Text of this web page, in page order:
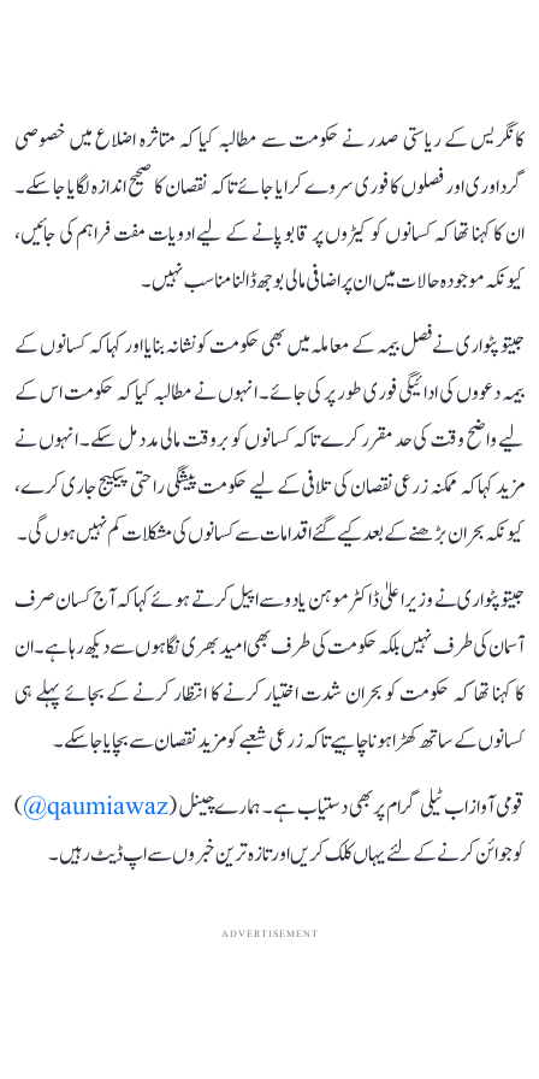
کانگریس کے ریاستی صدر نے حکومت سے مطالبہ کیا کہ متاثرہ اضلاع میں خصوصی
گرداوری اور فصلوں کا فوری سروے کرایا جائے تاکہ نقصان کا صحیح اندازہ لگایا جا سکے۔
ان کا کہنا تھا کہ کسانوں کو کیڑوں پر قابو پانے کے لیے ادویات مفت فراہم کی جائیں،
کیونکہ موجودہ حالات میں ان پر اضافی مالی بوجھ ڈالنا مناسب نہیں۔
جیتو پٹواری نے فصل بیمہ کے معاملہ میں بھی حکومت کو نشانہ بنایا اور کہا کہ کسانوں کے
بیمہ دعووں کی ادائیگی فوری طور پر کی جائے۔ انہوں نے مطالبہ کیا کہ حکومت اس کے
لیے واضح وقت کی حد مقرر کرے تاکہ کسانوں کو بروقت مالی مدد مل سکے۔ انہوں نے
مزید کہا کہ ممکنہ زرعی نقصان کی تلافی کے لیے حکومت پیشگی راحتی پیکیج جاری کرے،
کیونکہ بحران بڑھنے کے بعد کیے گئے اقدامات سے کسانوں کی مشکلات کم نہیں ہوں گی۔
جیتو پٹواری نے وزیر اعلیٰ ڈاکٹر موہن یادو سے اپیل کرتے ہوئے کہا کہ آج کسان صرف
آسمان کی طرف نہیں بلکہ حکومت کی طرف بھی امید بھری نگاہوں سے دیکھ رہا ہے۔ ان
کا کہنا تھا کہ حکومت کو بحران شدت اختیار کرنے کا انتظار کرنے کے بجائے پہلے ہی
کسانوں کے ساتھ کھڑا ہونا چاہیے تاکہ زرعی شعبے کو مزید نقصان سے بچایا جا سکے۔
قومی آواز اب ٹیلی گرام پر بھی دستیاب ہے۔ ہمارے چینل (qaumiawaz@
)
کو جوائن کرنے کے لئے یہاں کلک کریں اور تازہ ترین خبروں سے اپ ڈیٹ رہیں۔
ADVERTISEMENT